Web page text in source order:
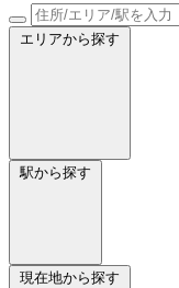
エリアから探す
駅から探す
現在地から探す